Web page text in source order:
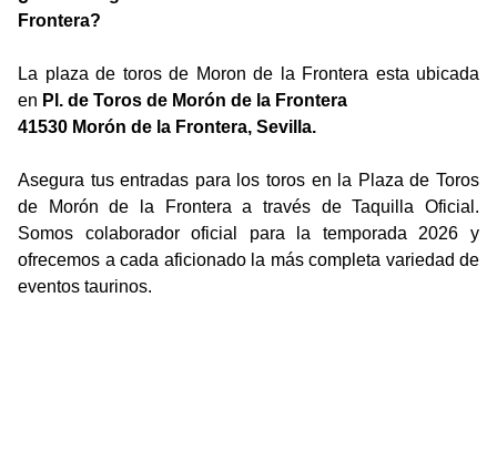
Frontera?
La plaza de toros de Moron de la Frontera esta ubicada
en Pl. de Toros de Morón de la Frontera
41530 Morón de la Frontera, Sevilla.
Asegura tus entradas para los toros en la Plaza de Toros
de Morón de la Frontera a través de Taquilla Oficial.
Somos colaborador oficial para la temporada 2026 y
ofrecemos a cada aficionado la más completa variedad de
eventos taurinos.